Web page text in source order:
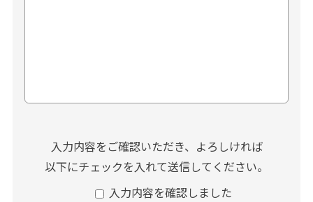
入力内容をご確認いただき、よろしければ
以下にチェックを入れて送信してください。
入力内容を確認しました